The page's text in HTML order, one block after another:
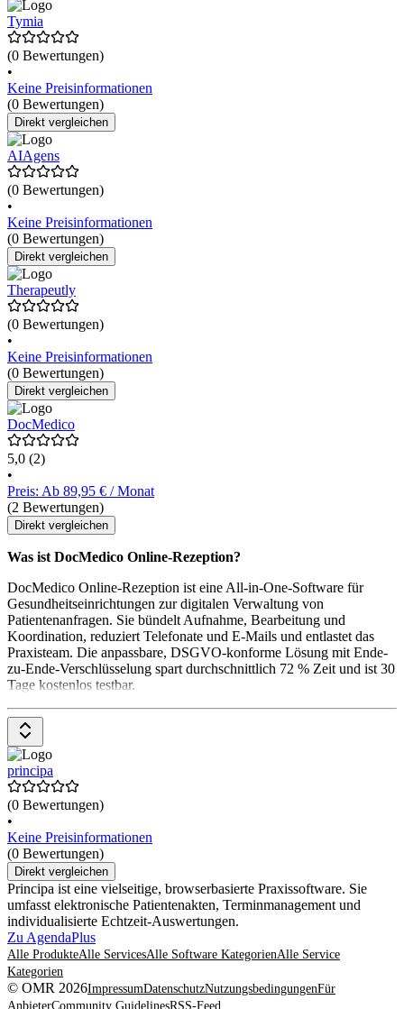
Tymia
(0 Bewertungen)
•
Keine Preisinformationen
(0 Bewertungen)
Direkt vergleichen
AIAgens
(0 Bewertungen)
•
Keine Preisinformationen
(0 Bewertungen)
Direkt vergleichen
Therapeutly
(0 Bewertungen)
•
Keine Preisinformationen
(0 Bewertungen)
Direkt vergleichen
DocMedico
5,0 (2)
•
Preis: Ab 89,95 € / Monat
(2 Bewertungen)
Direkt vergleichen
Was ist DocMedico Online-Rezeption?
DocMedico Online-Rezeption ist eine All-in-One-Software für
Gesundheitseinrichtungen zur digitalen Verwaltung von
Patientenanfragen. Sie bündelt Aufnahme, Bearbeitung und
Koordination, reduziert Telefonate und E-Mails und entlastet das
Praxisteam. Die anpassbare, DSGVO-konforme Lösung mit Ende-
zu-Ende-Verschlüsselung spart durchschnittlich 72 % Zeit und ist 30
Tage kostenlos testbar.
principa
(0 Bewertungen)
•
Keine Preisinformationen
(0 Bewertungen)
Direkt vergleichen
Principa ist eine vielseitige, browserbasierte Praxissoftware. Sie
umfasst elektronische Patientenakten, Terminmanagement und
individualisierte Echtzeit-Auswertungen.
Zu AgendaPlus
Alle ProdukteAlle ServicesAlle Software KategorienAlle Service
Kategorien
© OMR 2026ImpressumDatenschutzNutzungsbedingungenFür
AnbieterCommunity GuidelinesRSS-Feed